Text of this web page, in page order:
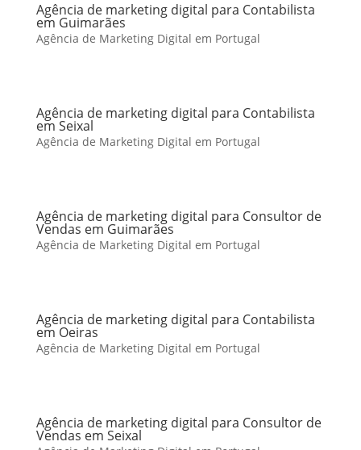
Agência de marketing digital para Contabilista
em Guimarães
Agência de Marketing Digital em Portugal
Agência de marketing digital para Contabilista
em Seixal
Agência de Marketing Digital em Portugal
Agência de marketing digital para Consultor de
Vendas em Guimarães
Agência de Marketing Digital em Portugal
Agência de marketing digital para Contabilista
em Oeiras
Agência de Marketing Digital em Portugal
Agência de marketing digital para Consultor de
Vendas em Seixal